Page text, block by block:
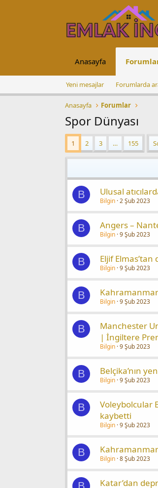
Anasayfa
Yeni mesajlar Forumlarda
Anasayfa Forumlar
Spor Dünyası
1 2 3 … 155
B Ulusal
Bilgin 2 Şub 2023
B Angers –
Bilgin 9 Şub 2023
B Eljif
Bilgin 9 Şub 2023
B
Bilgin 9 Şub 2023
B
Manchester
| İngiltere
Bilgin 9 Şub 2023
B Belçika’nın
Bilgin 9 Şub 2023
B
Voleybolcular
kaybetti
Bilgin 9 Şub 2023
B
Bilgin 8 Şub 2023
Katar’dan